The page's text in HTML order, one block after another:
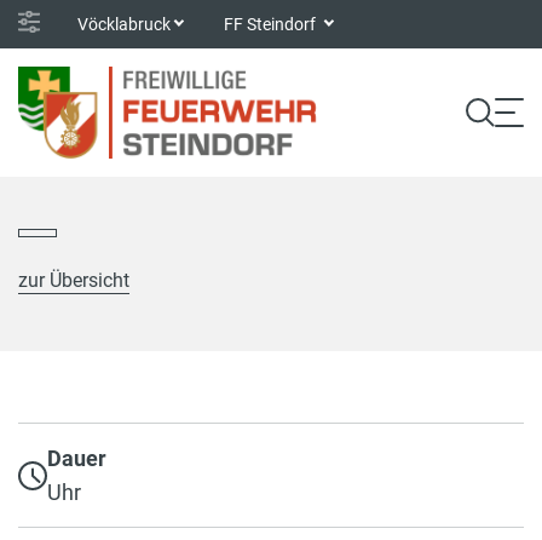
Vöcklabruck FF Steindorf
zur Übersicht
Dauer
Uhr